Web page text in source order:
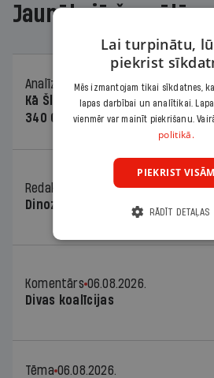
Jaunākajā žurnālā
Analīze
06.08.2026.
Kā Šlesera partija palika
340 000 vērtu reklāmas
Redaktores sleja
06.08.2026.
Dinozaura triks
Komentārs 06.08.2026.
Divas koalīcijas
Tēma 06.08.2026.
Lai turpinātu,
piekrist
Mēs izmantojam tikai sīkdatnes,
lapas darbībai un analītikai.
vienmēr var mainīt piekrišanu.
politikā.
PIEKRIST VISĀM
RĀDĪT DETAĻAS